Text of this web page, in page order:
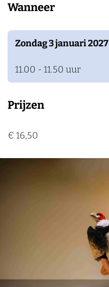
Wanneer
Zondag 3 januari 2027
11.00 - 11.50 uur
Prijzen
€ 16,50